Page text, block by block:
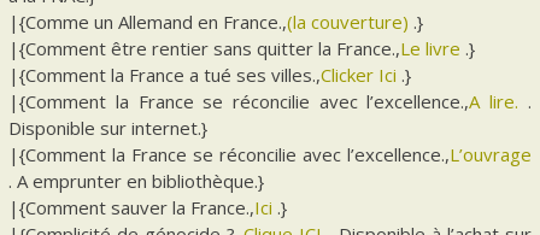
|{Comme un Allemand en France.,(la couverture) .}
|{Comment être rentier sans quitter la France.,Le livre .}
|{Comment la France a tué ses villes.,Clicker Ici .}
|{Comment la France se réconcilie avec l’excellence.,A lire. .
Disponible sur internet.}
|{Comment la France se réconcilie avec l’excellence.,L’ouvrage
. A emprunter en bibliothèque.}
|{Comment sauver la France.,Ici .}